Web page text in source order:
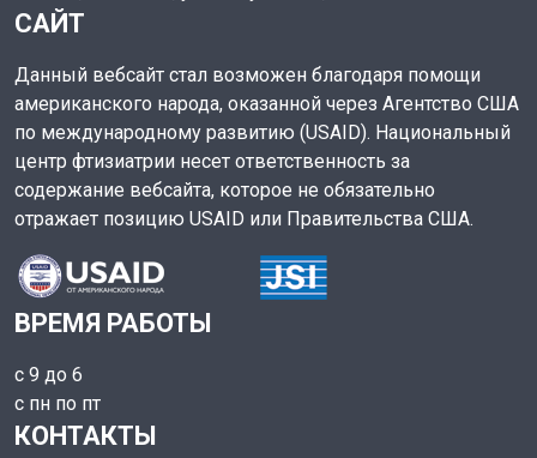
САЙТ
Данный вебсайт стал возможен благодаря помощи
американского народа, оказанной через Агентство США
по международному развитию (USAID). Национальный
центр фтизиатрии несет ответственность за
содержание вебсайта, которое не обязательно
отражает позицию USAID или Правительства США.
ВРЕМЯ РАБОТЫ
с 9 до 6
с пн по пт
КОНТАКТЫ